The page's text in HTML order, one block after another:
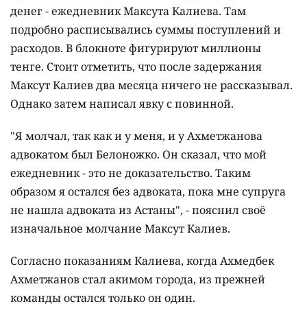
денег - ежедневник Максута Калиева. Там
подробно расписывались суммы поступлений и
расходов. В блокноте фигурируют миллионы
тенге. Стоит отметить, что после задержания
Максут Калиев два месяца ничего не рассказывал.
Однако затем написал явку с повинной.
"Я молчал, так как и у меня, и у Ахметжанова
адвокатом был Белоножко. Он сказал, что мой
ежедневник - это не доказательство. Таким
образом я остался без адвоката, пока мне супруга
не нашла адвоката из Астаны", - пояснил своё
изначальное молчание Максут Калиев.
Согласно показаниям Калиева, когда Ахмедбек
Ахметжанов стал акимом города, из прежней
команды остался только он один.